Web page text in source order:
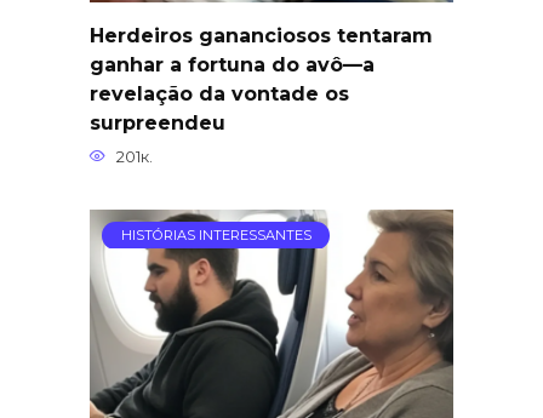
Herdeiros gananciosos tentaram
ganhar a fortuna do avô—a
revelação da vontade os
surpreendeu
201к.
HISTÓRIAS INTERESSANTES